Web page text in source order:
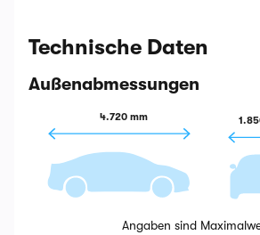
Technische Daten
Außenabmessungen
4.720 mm
Angaben sind